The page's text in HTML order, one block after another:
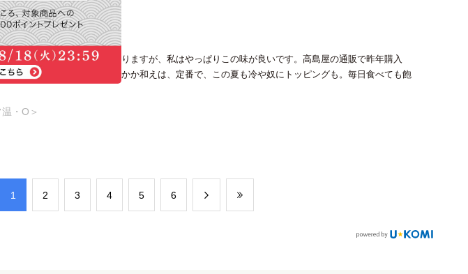
行きました。鰹節も色々ありますが、私はやっぱりこの味が良いです。高島屋の通販で昨年購入
松菜のお浸しやオクラのおかか和えは、定番で、この夏も冷や奴にトッピングも。毎日食べても飽
・O＞
​1 ​2 ​3 ​4 ​5 ​6